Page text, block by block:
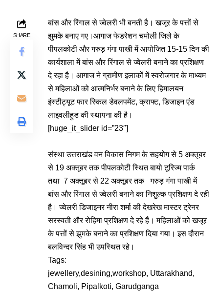
SHARE
बांस और रिंगाल से ज्वेलरी भी बनती है। खजूर के पत्तों से
झुमके बनाए गए।आगाज फेडरेशन चमोली जिले के
पीपलकोटी और गरुड़ गंगा पाखी में आयोजित 15-15 दिन की
कार्यशाला में बांस और रिंगाल से ज्वेलरी बनाने का प्रशिक्षण
दे रहा है। आगाज ने ग्रामीण इलाकों में स्वरोजगार के माध्यम
से महिलाओं को आत्मनिर्भर बनाने के लिए हिमालयन
इंस्टीट्यूट फार स्किल डेवलपमेंट, क्राफ्ट, डिजाइन एंड
लाइवलीहुड की स्थापना की है।
[huge_it_slider id=”23″]
संस्था उत्तराखंड वन विकास निगम के सहयोग से 5 अक्तूबर
से 19 अक्तूबर तक पीपलकोटी स्थित बायो टूरिज्म पार्क
तथा 7 अक्तूबर से 22 अक्तूबर तक गरुड़ गंगा पाखी में
बांस और रिंगाल से ज्वेलरी बनाने का निशुल्क प्रशिक्षण दे रही
है। ज्वेलरी डिजाइनर नीरा शर्मा की देखरेख मास्टर ट्रेनर
सरस्वती और रोहिमा प्रशिक्षण दे रहे हैं। महिलाओं को खजूर
के पत्तों से झुमके बनाने का प्रशिक्षण दिया गया। इस दौरान
बलविन्दर सिंह भी उपस्थित रहे।
Tags:
jewellery,desining,workshop, Uttarakhand,
Chamoli, Pipalkoti, Garudganga